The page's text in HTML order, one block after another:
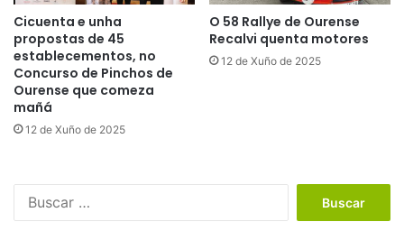
Cicuenta e unha
propostas de 45
establecementos, no
Concurso de Pinchos de
Ourense que comeza
mañá
12 de Xuño de 2025
O 58 Rallye de Ourense
Recalvi quenta motores
12 de Xuño de 2025